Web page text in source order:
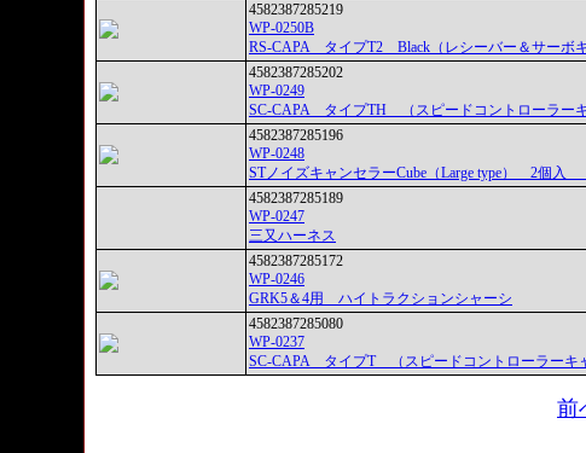
4582387285219
WP-0250B
RS-CAPA タイプT2 Black（レシーバー＆サーボキ
4582387285202
WP-0249
SC-CAPA タイプTH （スピードコントローラーキ
4582387285196
WP-0248
STノイズキャンセラーCube（Large type） 2個入
4582387285189
WP-0247
三又ハーネス
4582387285172
WP-0246
GRK5＆4用 ハイトラクションシャーシ
4582387285080
WP-0237
SC-CAPA タイプT （スピードコントローラーキ
前